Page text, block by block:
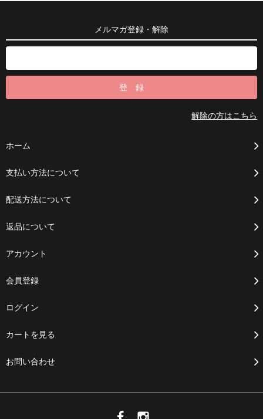
メルマガ登録・解除
解除の方はこちら
ホーム
支払い方法について
配送方法について
返品について
アカウント
会員登録
ログイン
カートを見る
お問い合わせ